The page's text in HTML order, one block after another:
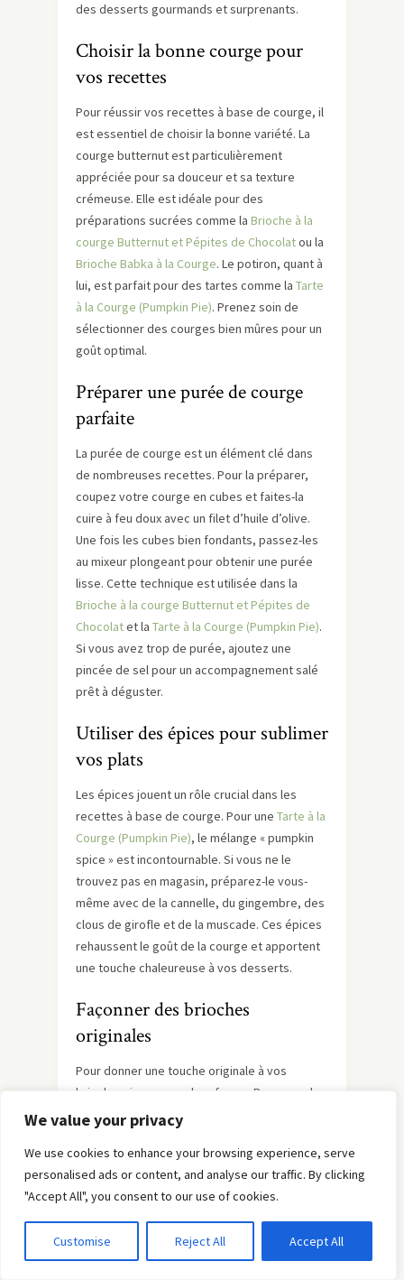
We value your privacy
We use cookies to enhance your browsing experience, serve
personalised ads or content, and analyse our traffic. By clicking
"Accept All", you consent to our use of cookies.
Customise Reject All Accept All
des desserts gourmands et surprenants.
Choisir la bonne courge pour
vos recettes
Pour réussir vos recettes à base de courge, il
est essentiel de choisir la bonne variété. La
courge butternut est particulièrement
appréciée pour sa douceur et sa texture
crémeuse. Elle est idéale pour des
préparations sucrées comme la Brioche à la
courge Butternut et Pépites de Chocolatou la
Brioche Babka à la Courge. Le potiron, quant à
lui, est parfait pour des tartes comme la Tarte
à la Courge (Pumpkin Pie). Prenez soin de
sélectionner des courges bien mûres pour un
goût optimal.
Préparer une purée de courge
parfaite
La purée de courge est un élément clé dans
de nombreuses recettes. Pour la préparer,
coupez votre courge en cubes et faites-la
cuire à feu doux avec un filet d’huile d’olive.
Une fois les cubes bien fondants, passez-les
au mixeur plongeant pour obtenir une purée
lisse. Cette technique est utilisée dans la
Brioche à la courge Butternut et Pépites de
Chocolatet la Tarte à la Courge (Pumpkin Pie).
Si vous avez trop de purée, ajoutez une
pincée de sel pour un accompagnement salé
prêt à déguster.
Utiliser des épices pour sublimer
vos plats
Les épices jouent un rôle crucial dans les
recettes à base de courge. Pour une Tarte à la
Courge (Pumpkin Pie), le mélange « pumpkin
spice » est incontournable. Si vous ne le
trouvez pas en magasin, préparez-le vous-
même avec de la cannelle, du gingembre, des
clous de girofle et de la muscade. Ces épices
rehaussent le goût de la courge et apportent
une touche chaleureuse à vos desserts.
Façonner des brioches
originales
Pour donner une touche originale à vos
brioches, jouez avec leur forme. Par exemple,
laBrioche à la courge Butternut et Pépites de
citrouille. Utilisez du fil de cuisson pour créer
des sections et obtenir une brioche qui
impressionnera vos invités. Ce type de
façonnage ajoute une dimension visuelle à vos
créations culinaires.